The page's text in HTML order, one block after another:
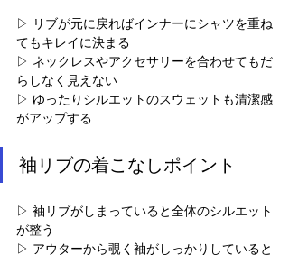
▷ リブが元に戻ればインナーにシャツを重ね
てもキレイに決まる
▷ ネックレスやアクセサリーを合わせてもだ
らしなく見えない
▷ ゆったりシルエットのスウェットも清潔感
がアップする
袖リブの着こなしポイント
▷ 袖リブがしまっていると全体のシルエット
が整う
▷ アウターから覗く袖がしっかりしていると